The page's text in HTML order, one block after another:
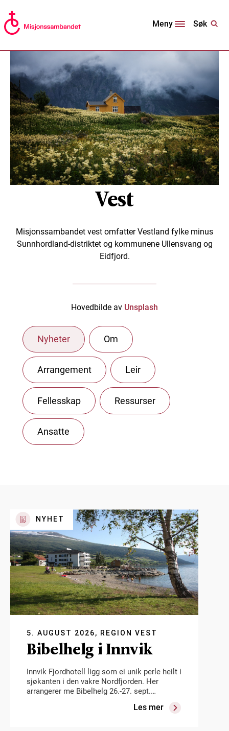
Meny Søk
Vest
Misjonssambandet vest omfatter Vestland fylke minus
Sunnhordland-distriktet og kommunene Ullensvang og
Eidfjord.
Hovedbilde av Unsplash
Nyheter Om
Arrangement Leir
Fellesskap Ressurser
Ansatte
5. AUGUST 2026, REGION VEST
Bibelhelg i Innvik
Innvik Fjordhotell ligg som ei unik perle heilt i
sjøkanten i den vakre Nordfjorden. Her
arrangerer me Bibelhelg 26.-27. sept.…
Les mer
NYHET